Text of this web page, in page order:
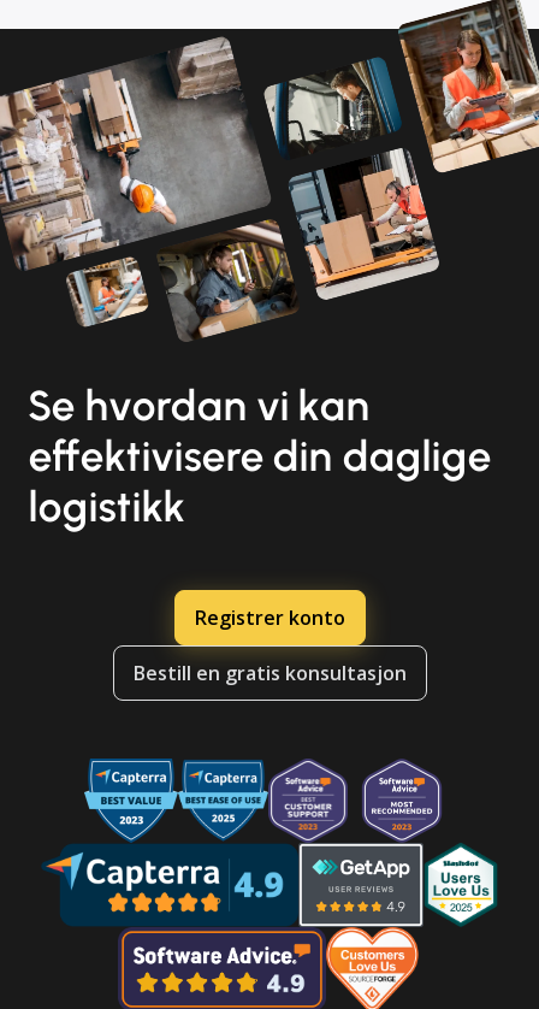
Se hvordan vi kan
effektivisere din daglige
logistikk
Registrer konto
Bestill en gratis konsultasjon